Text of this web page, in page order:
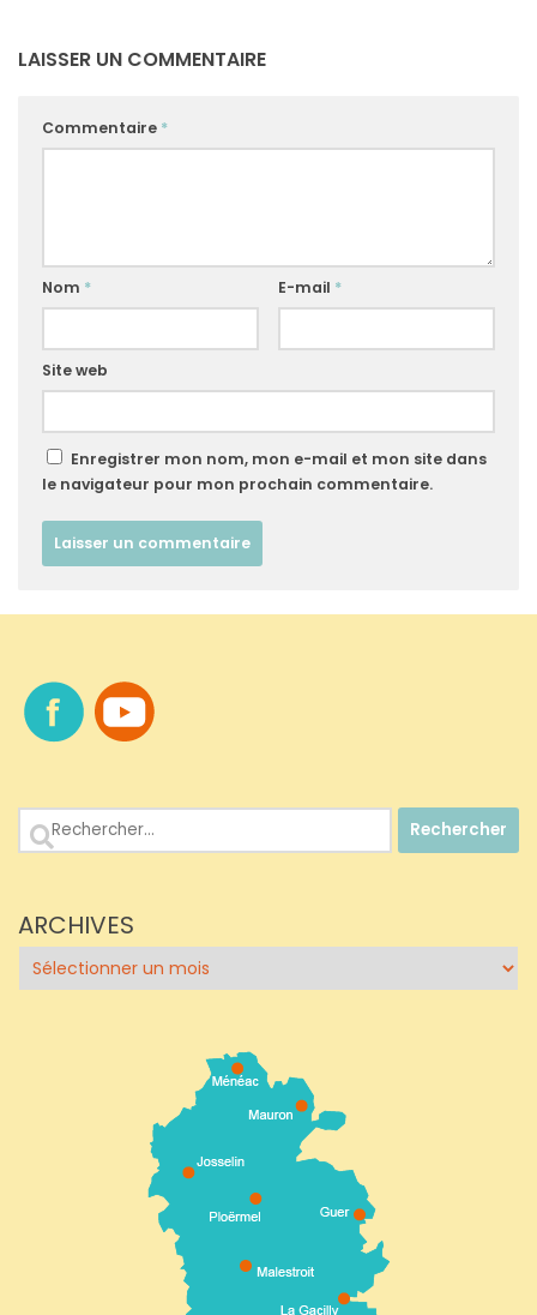
LAISSER UN COMMENTAIRE
Commentaire *
Nom * E-mail *
Site web
Enregistrer mon nom, mon e-mail et mon site dans
le navigateur pour mon prochain commentaire.
Rechercher :
ARCHIVES
Archives